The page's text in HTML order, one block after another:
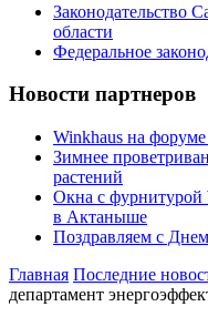
Законодательство
области
Федеральное
Новости партнеров
Winkhaus на
Зимнее
растений
Окна с фурнитурой
в Актаныше
Поздравляем с
Главная Последние
департамент